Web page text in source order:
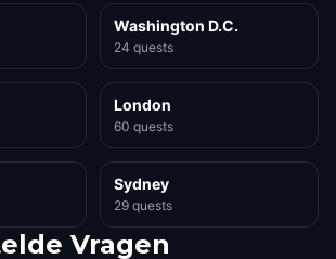
Washington D.C.
24 quests
London
60 quests
Sydney
29 quests
Vragen